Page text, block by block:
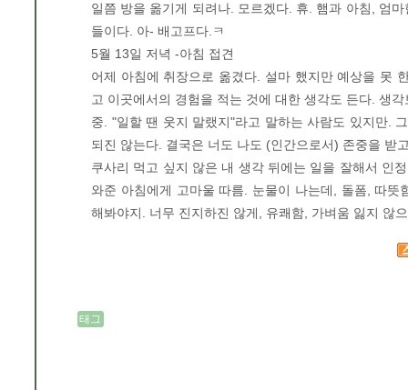
일쯤 방을 옮기게 되려나. 모르겠다. 휴. 햄과 아침, 엄
들이다. 아- 배고프다.ㅋ
5월 13일 저녁 -아침 접견
어제 아침에 취장으로 옮겼다. 설마 했지만 예상을 못
고 이곳에서의 경험을 적는 것에 대한 생각도 든다. 생
중. "일할 땐 웃지 말랬지"라고 말하는 사람도 있지만.
되진 않는다. 결국은 너도 나도 (인간으로서) 존중을 받
쿠사리 먹고 싶지 않은 내 생각 뒤에는 일을 잘해서 인
와준 아침에게 고마울 따름. 눈물이 나는데, 돌폼, 따
해봐야지. 너무 진지하진 않게, 유쾌함, 가벼움 잃지 않
태그